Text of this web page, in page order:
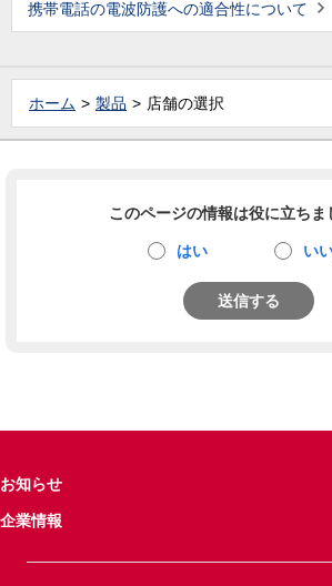
携帯電話の電波防護への適合性について
ホーム 製品 店舗の選択
このページの情報は役に立ちま
はい い
送信する
お知らせ
企業情報